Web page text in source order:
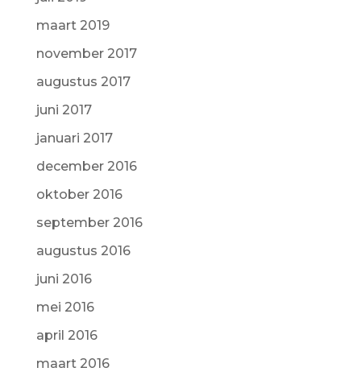
maart 2019
november 2017
augustus 2017
juni 2017
januari 2017
december 2016
oktober 2016
september 2016
augustus 2016
juni 2016
mei 2016
april 2016
maart 2016